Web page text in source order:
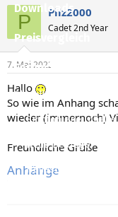
Downloads
Preisvergleich
Forum
Aktuelles
Empfohlene Inhalte
Neue Beiträge
Neueste Aktivitäten
s
e
l
e
r
s
e
t
m
P Pilz2000
Cadet 2nd Year
7. Mai 2022
Hallo
So wie im Anhang
wieder (immernoch)
Freundliche Grüße
Anhänge